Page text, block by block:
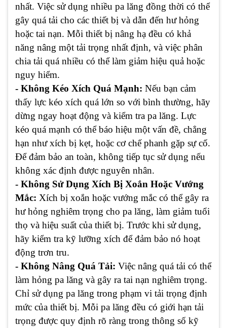
nhất. Việc sử dụng nhiều pa lăng đồng thời có thể
gây quá tải cho các thiết bị và dẫn đến hư hỏng
hoặc tai nạn. Mỗi thiết bị nâng hạ đều có khả
năng nâng một tải trọng nhất định, và việc phân
chia tải quá nhiều có thể làm giảm hiệu quả hoặc
nguy hiểm.
- Không Kéo Xích Quá Mạnh: Nếu bạn cảm
thấy lực kéo xích quá lớn so với bình thường, hãy
dừng ngay hoạt động và kiểm tra pa lăng. Lực
kéo quá mạnh có thể báo hiệu một vấn đề, chẳng
hạn như xích bị kẹt, hoặc cơ chế phanh gặp sự cố.
Để đảm bảo an toàn, không tiếp tục sử dụng nếu
không xác định được nguyên nhân.
- Không Sử Dụng Xích Bị Xoắn Hoặc Vướng
Mắc: Xích bị xoắn hoặc vướng mắc có thể gây ra
hư hỏng nghiêm trọng cho pa lăng, làm giảm tuổi
thọ và hiệu suất của thiết bị. Trước khi sử dụng,
hãy kiểm tra kỹ lưỡng xích để đảm bảo nó hoạt
động trơn tru.
- Không Nâng Quá Tải: Việc nâng quá tải có thể
làm hỏng pa lăng và gây ra tai nạn nghiêm trọng.
Chỉ sử dụng pa lăng trong phạm vi tải trọng định
mức của thiết bị. Mỗi pa lăng đều có giới hạn tải
trọng được quy định rõ ràng trong thông số kỹ